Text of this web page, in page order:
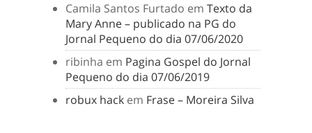
Camila Santos Furtado em Texto da
Mary Anne – publicado na PG do
Jornal Pequeno do dia 07/06/2020
ribinha em Pagina Gospel do Jornal
Pequeno do dia 07/06/2019
robux hack em Frase – Moreira Silva